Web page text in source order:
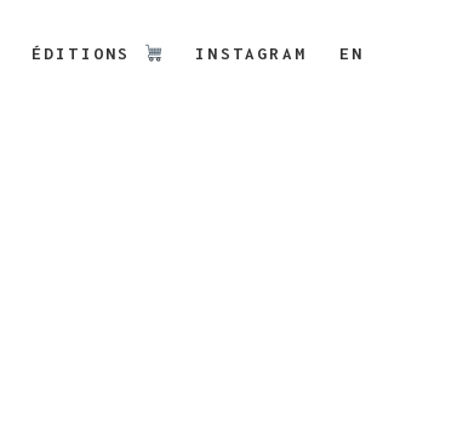
ÉDITIONS INSTAGRAM EN